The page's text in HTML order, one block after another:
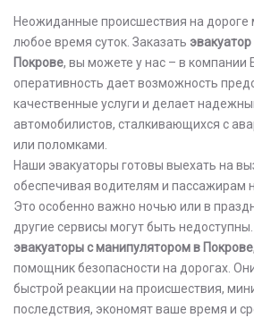
Неожиданные происшествия на дороге
любое время суток. Заказать
Покрове, вы можете у нас – в компании
оперативность дает возможность
качественные услуги и делает
автомобилистов, сталкивающихся с
или поломками.
Наши эвакуаторы готовы выехать на
обеспечивая водителям и пассажирам
Это особенно важно ночью или в
другие сервисы могут быть
эвакуаторы с манипулятором в Покрове
помощник безопасности на дорогах.
быстрой реакции на происшествия,
последствия, экономят ваше время и